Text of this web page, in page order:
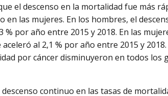
el descenso en la mortalidad fue más
en las mujeres. En los hombres, el
% por año entre 2015 y 2018. En las
al 2,1 % por año entre 2015 y
por cáncer disminuyeron en todos los
continuo en las tasas de